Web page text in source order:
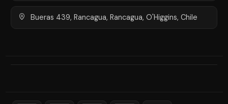
Bueras 439, Rancagua, Rancagua, O'Higgins, Chile